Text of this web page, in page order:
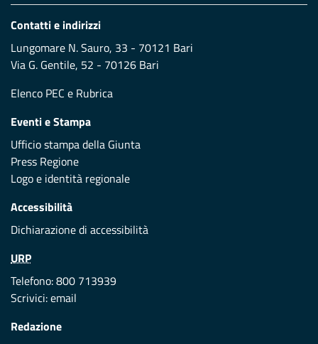
Contatti e indirizzi
Lungomare N. Sauro, 33 - 70121 Bari
Via G. Gentile, 52 - 70126 Bari
Elenco PEC e Rubrica
Eventi e Stampa
Ufficio stampa della Giunta
Press Regione
Logo e identità regionale
Accessibilità
Dichiarazione di accessibilità
URP
Telefono: 800 713939
Scrivici:email
Redazione